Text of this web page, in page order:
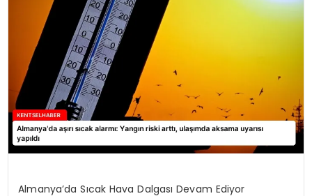
SPOR
SAĞLIK
Almanya’da Sıcak Hava Dalgası Devam Ediyor